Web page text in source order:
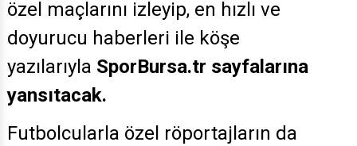
özel maçlarını izleyip, en hızlı ve
doyurucu haberleri ile köşe
yazılarıyla SporBursa.tr sayfalarına
yansıtacak.
Futbolcularla özel röportajların da